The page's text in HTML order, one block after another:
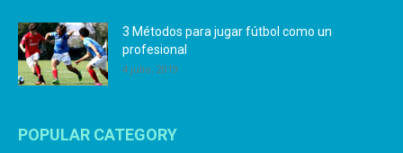
3 Métodos para jugar fútbol como un
profesional
4 julio, 2019
POPULAR CATEGORY